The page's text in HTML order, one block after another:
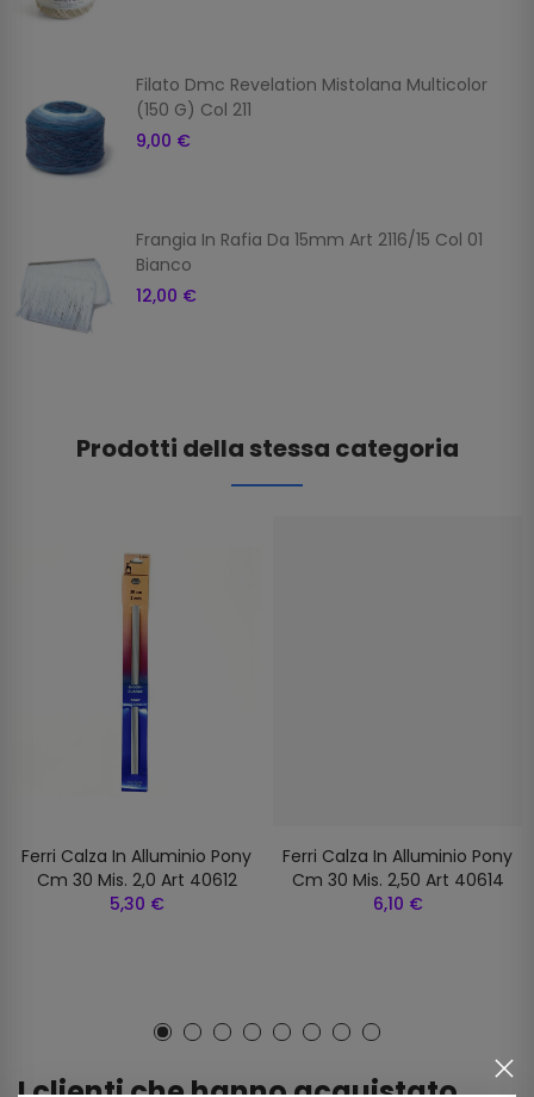
Filato Dmc Revelation Mistolana Multicolor
(150 G) Col 211
9,00 €
Frangia In Rafia Da 15mm Art 2116/15 Col 01
Bianco
12,00 €
Prodotti della stessa categoria
Ferri Calza In Alluminio Pony
Cm 30 Mis. 2,0 Art 40612
5,30 €
Ferri Calza In Alluminio Pony
Cm 30 Mis. 2,50 Art 40614
6,10 €